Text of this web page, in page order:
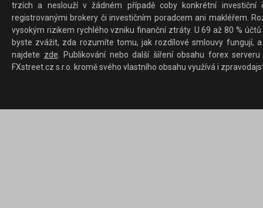
trzích a neslouží v žádném případě coby konkrétní investiční
registrovanými brokery či investičním poradcem ani makléřem.
vysokým rizikem rychlého vzniku finanční ztráty. U 69 až 80 %
byste zvážit, zda rozumíte tomu, jak rozdílové smlouvy fungují,
najdete zde. Publikování nebo další šíření obsahu forex
FXstreet.cz s.r.o. kromě svého vlastního obsahu využívá i